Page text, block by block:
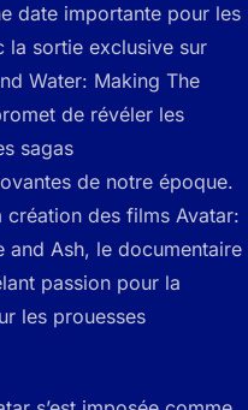
date importante pour les
la sortie exclusive sur
Water: Making The
de révéler les
sagas
de notre époque.
création des films Avatar:
and Ash, le documentaire
passion pour la
les prouesses